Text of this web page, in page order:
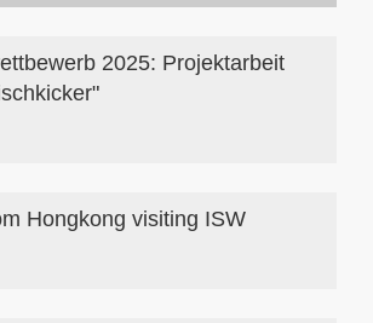
2025: Projektarbeit
Hongkong visiting ISW